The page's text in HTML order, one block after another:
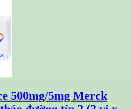
500mg/5mg Merck